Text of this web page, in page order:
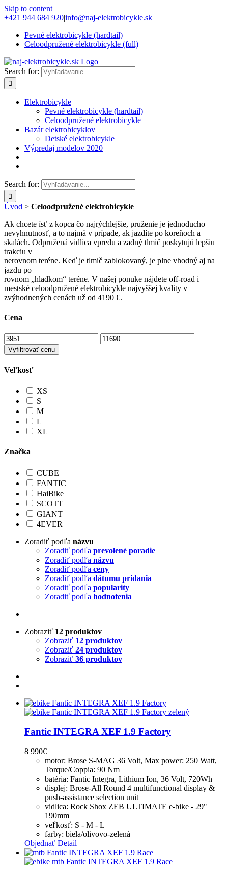
Skip to content
+421 944 684 920|info@naj-elektrobicykle.sk
Pevné elektrobicykle (hardtail)
Celoodpružené elektrobicykle (full)
Search for:
Elektrobicykle
Pevné elektrobicykle (hardtail)
Celoodpružené elektrobicykle
Bazár elektrobicyklov
Detské elektrobicykle
Výpredaj modelov 2020
Search for:
Úvod > Celoodpružené elektrobicykle
Ak chcete ísť z kopca čo najrýchlejšie, pruženie je jednoducho
nevyhnutnosť, a to najmä v prípade, ak jazdíte po koreňoch a
skalách. Odpružená vidlica vpredu a zadný tlmič poskytujú lepšiu
trakciu v
nerovnom teréne. Keď je tlmič zablokovaný, je plne vhodný aj na
jazdu po
rovnom „hladkom“ teréne. V našej ponuke nájdete off-road i
mestské celoodpružené elektrobicykle najvyššej kvality v
zvýhodnených cenách už od 4190 €.
Cena
Vyfiltrovať cenu
Veľkosť
XS
S
M
L
XL
Značka
CUBE
FANTIC
HaiBike
SCOTT
GIANT
4EVER
Zoradiť podľa názvu
Zoradiť podľa prevolené poradie
Zoradiť podľa názvu
Zoradiť podľa ceny
Zoradiť podľa dátumu pridania
Zoradiť podľa popularity
Zoradiť podľa hodnotenia
Zobraziť 12 produktov
Zobraziť 12 produktov
Zobraziť 24 produktov
Zobraziť 36 produktov
Fantic INTEGRA XEF 1.9 Factory
8 990€
motor: Brose S-MAG 36 Volt, Max power: 250 Watt,
Torque/Coppia: 90 Nm
batéria: Fantic Integra, Lithium Ion, 36 Volt, 720Wh
displej: Brose-All Round 4 multifunctional display &
push-assistance selection unit
vidlica: Rock Shox ZEB ULTIMATE e-bike - 29"
190mm
veľkosť: S - M - L
farby: biela/olivovo-zelená
Objednať Detail